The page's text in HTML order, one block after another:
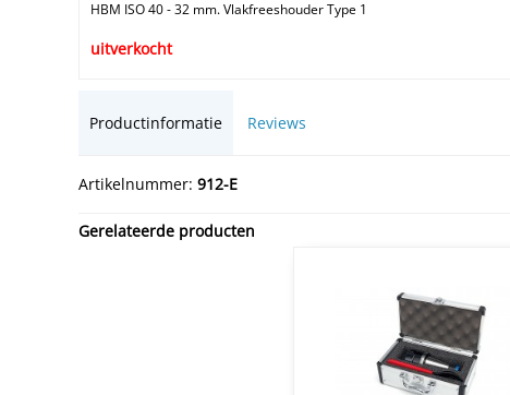
HBM ISO 40 - 32 mm. Vlakfreeshouder Type 1
uitverkocht
Productinformatie Reviews
Artikelnummer: 912-E
Gerelateerde producten